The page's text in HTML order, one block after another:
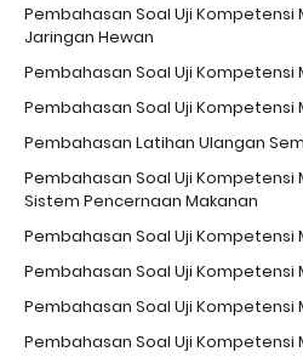
Pembahasan Soal Uji Kompetensi
Jaringan Hewan
Pembahasan Soal Uji Kompetensi
Pembahasan Soal Uji Kompetensi
Pembahasan Latihan Ulangan
Pembahasan Soal Uji Kompetensi
Sistem Pencernaan Makanan
Pembahasan Soal Uji
Pembahasan Soal Uji Kompetensi
Pembahasan Soal Uji Kompetensi
Pembahasan Soal Uji Kompetensi